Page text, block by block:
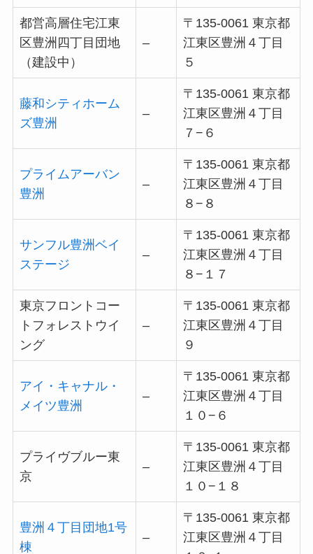
都営高層住宅江東
区豊洲四丁目団地
（建設中）
–
〒135-0061 東京都
江東区豊洲４丁目
５
藤和シティホーム
ズ豊洲
–
〒135-0061 東京都
江東区豊洲４丁目
７−６
プライムアーバン
豊洲
–
〒135-0061 東京都
江東区豊洲４丁目
８−８
サンフル豊洲ベイ
ステージ
–
〒135-0061 東京都
江東区豊洲４丁目
８−１７
東京フロントコー
トフォレストウイ
ング
–
〒135-0061 東京都
江東区豊洲４丁目
９
アイ・キャナル・
メイツ豊洲
–
〒135-0061 東京都
江東区豊洲４丁目
１０−６
プライヴブルー東
京
–
〒135-0061 東京都
江東区豊洲４丁目
１０−１８
豊洲４丁目団地1号
棟
–
〒135-0061 東京都
江東区豊洲４丁目